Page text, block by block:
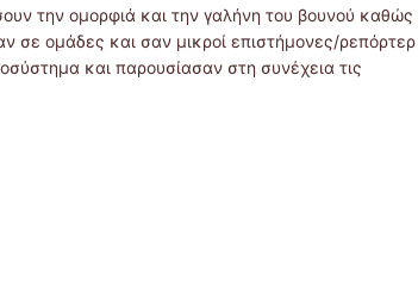
την ομορφιά και την γαλήνη του βουνού καθώς
σε ομάδες και σαν μικροί επιστήμονες/ρεπόρτερ
και παρουσίασαν στη συνέχεια τις